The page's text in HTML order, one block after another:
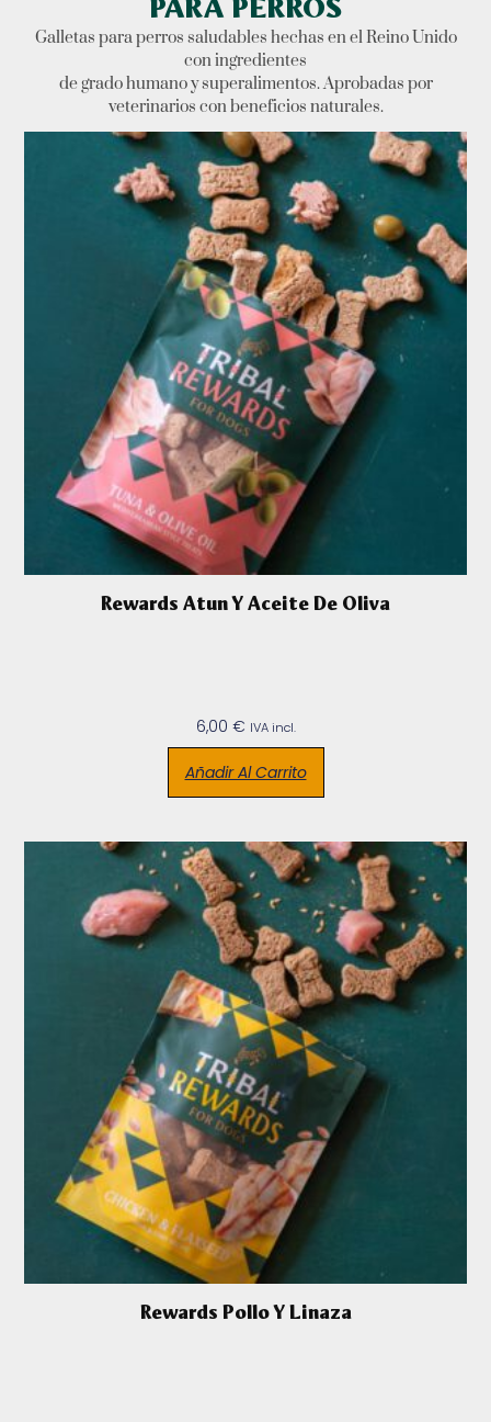
Galletas para perros saludables hechas en el Reino Unido
con ingredientes
de grado humano y superalimentos. Aprobadas por
veterinarios con beneficios naturales.
Rewards Atun Y Aceite De Oliva
6,00 € IVA incl.
Añadir Al Carrito
Rewards Pollo Y Linaza